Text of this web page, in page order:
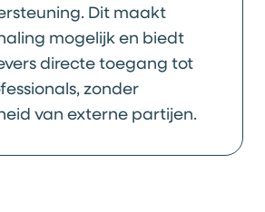
Dit maakt
mogelijk en biedt
directe toegang tot
zonder
van externe partijen.